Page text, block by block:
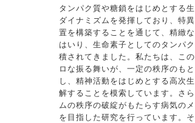
タンパク質や糖鎖をはじめとする
ダイナミズムを発揮しており、特
置を構築することを通じて、精緻
はいり、生命素子としてのタンパ
積されてきました。私たちは、こ
ロな振る舞いが、一定の秩序のも
し、精神活動をはじめとする高次
解することを模索しています。さ
ムの秩序の破綻がもたらす病気の
を目指した研究を行っています。